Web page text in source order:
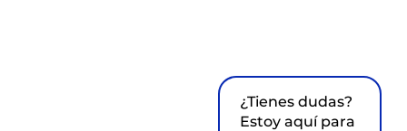
¿Tienes dudas?
Estoy aquí para